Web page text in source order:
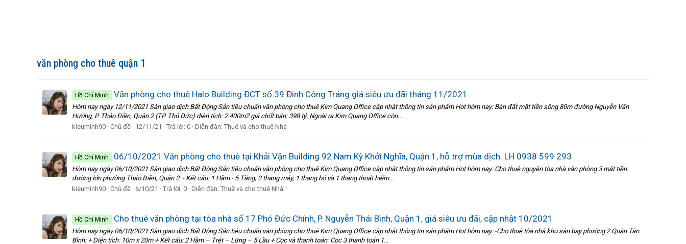
văn phòng cho thuê quận 1
Hồ Chí Minh Văn phòng cho thuê Halo Building ĐCT số 39 Đinh Công Tráng giá siêu ưu đãi tháng 11/2021
Hôm nay ngày 12/11/2021 Sàn giao dịch Bất Động Sản tiêu chuẩn văn phòng cho thuê Kim Quang Office cập nhật thông tin sản phẩm Hot hôm nay: Bán đất mặt tiền sông 80m đường Nguyễn Văn
Hưởng, P. Thảo Điền, Quận 2 (TP. Thủ Đức) diện tích: 2.400m2 giá chốt bán: 398 tỷ. Ngoài ra Kim Quang Office còn...
kieuminh90 Chủ đề 12/11/21 Trả lời: 0 Diễn đàn: Thuê và cho thuê Nhà
Hồ Chí Minh 06/10/2021 Văn phòng cho thuê tại Khải Vận Building 92 Nam Kỳ Khởi Nghĩa, Quận 1, hỗ trợ mùa dịch. LH 0938 599 293
Hôm nay ngày 06/10/2021 Sàn giao dịch Bất Động Sản tiêu chuẩn văn phòng cho thuê Kim Quang Office cập nhật thông tin sản phẩm Hot hôm nay: Cho thuê nguyên tòa nhà văn phòng 3 mặt tiền
đường lớn phường Thảo Điền, Quận 2: - Kết cấu: 1 Hầm - 5 Tầng, 2 thang máy, 1 thang bộ và 1 thang thoát hiểm...
kieuminh90 Chủ đề 6/10/21 Trả lời: 0 Diễn đàn: Thuê và cho thuê Nhà
Hồ Chí Minh Cho thuê văn phòng tại tòa nhà số 17 Phó Đức Chính, P. Nguyễn Thái Bình, Quận 1, giá siêu ưu đãi, cập nhật 10/2021
Hôm nay ngày 06/10/2021 Sàn giao dịch Bất Động Sản tiêu chuẩn văn phòng cho thuê Kim Quang Office cập nhật thông tin sản phẩm Hot hôm nay: -Cho thuê tòa nhà khu sân bay phường 2 Quận Tân
Bình: + Diện tích: 10m x 20m + Kết cấu: 2 Hầm – Trệt – Lững – 5 Lầu + Cọc và thanh toán: Cọc 3 thanh toán 1...